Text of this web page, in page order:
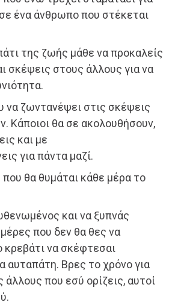
ένα άνθρωπο που στέκεται
της ζωής μάθε να προκαλείς
σκέψεις στους άλλους για να
να ζωντανέψει στις σκέψεις
Κάποιοι θα σε ακολουθήσουν,
και με
για πάντα μαζί.
θα θυμάται κάθε μέρα το
και να ξυπνάς
που δεν θα θες να
να σκέφτεσαι
αυταπάτη. Βρες το χρόνο για
άλλους που εσύ ορίζεις, αυτοί